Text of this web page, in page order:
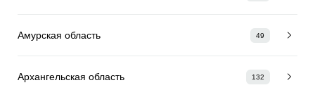
Амурская область 49
Архангельская область 132